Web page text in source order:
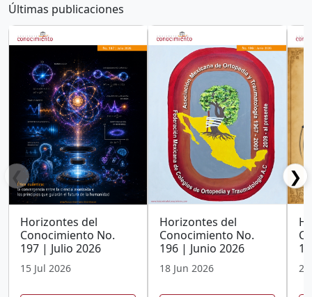
Últimas publicaciones
❮
Horizontes del
Conocimiento No.
197 | Julio 2026
15 Jul 2026
Horizontes del
Conocimiento No.
196 | Junio 2026
18 Jun 2026
❯